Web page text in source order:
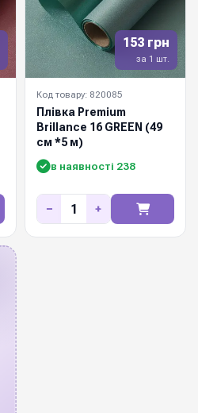
153 грн
за 1 шт.
Код товару: 820085
Плівка Premium
Brillance 16 GREEN (49
см *5 м)
в наявності 238
− +